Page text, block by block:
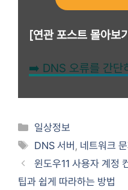
[연관 포스트 몰아보
➡️ DNS 오류를 간단
Categories
일상정보
Tags
DNS 서버 네트워크
윈도우11 사용자 계정
팁과 쉽게 따라하는 방법